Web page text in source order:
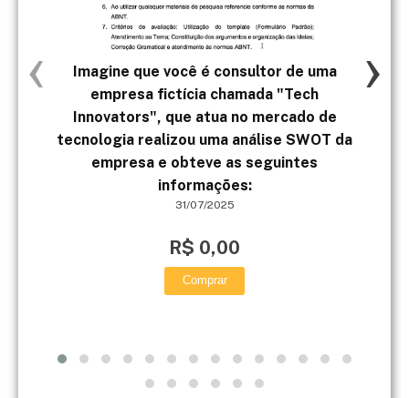
Imagine que você é consultor de uma
empresa fictícia chamada "Tech
Innovators", que atua no mercado de
tecnologia realizou uma análise SWOT da
empresa e obteve as seguintes
informações:
31/07/2025
R$ 0,00
Comprar
‹ ›